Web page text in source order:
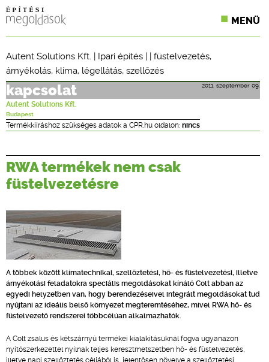
MENÜ
SZAKLAPOK
CPR TERMÉKKIÍRÁS
ÉPÍTÉSI JOG
ONLINE KÉPZÉSEK
TERVEZÉSI SEGÉDLETEK
Autent Solutions Kft. | Ipari építés | | füstelvezetés,
árnyékolás, klíma, légellátás, szellőzés
2011. szeptember 09.
kapcsolat
Autent Solutions Kft.
Budapest
Termékkiíráshoz szükséges adatok a CPR.hu oldalon: nincs
RWA termékek nem csak
füstelvezetésre
A többek között klímatechnikai, szellőztetési, hő- és füstelvezetési, illetve
árnyékolási feladatokra speciális megoldásokat kínáló Colt abban az
egyedi helyzetben van, hogy berendezéseivel integrált megoldásokat tud
nyújtani az ideális belső környezet megteremtéséhez, mivel RWA hő- és
füstelvezető rendszerei többcélúan alkalmazhatók.
A Colt zsalus és kétszárnyú termékei kialakításuknál fogva ugyanazon
nyitószerkezettel nyílnak teljes keresztmetszetben hő- és füstelvezetés,
illetve napi szellőztetés céljából is, jelentősen növelve a szellőztetési